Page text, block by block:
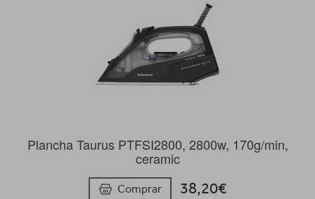
Plancha Taurus PTFSI2800, 2800w, 170g/min,
ceramic
Comprar 38,20€